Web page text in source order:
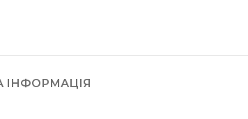
ІНФОРМАЦІЯ